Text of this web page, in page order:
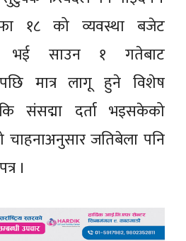
१८ को व्यवस्था बजेट
भई साउन १ गतेबाट
मात्र लागू हुने विशेष
संसद्मा दर्ता भइसकेको
चाहनाअनुसार जतिबेला पनि
।